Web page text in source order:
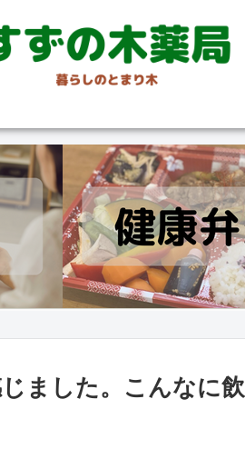
ました。こんなに飲